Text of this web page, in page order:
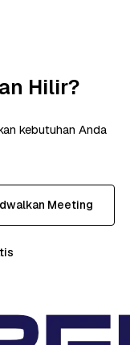
Hilir?
kebutuhan Anda
Meeting